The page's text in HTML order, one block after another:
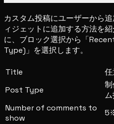
カスタム投稿にユーザーから
ィジェットに追加する方法を
に、ブロック選択から「
Type)」を選択します。
Title
Post Type
Number of comments to
show